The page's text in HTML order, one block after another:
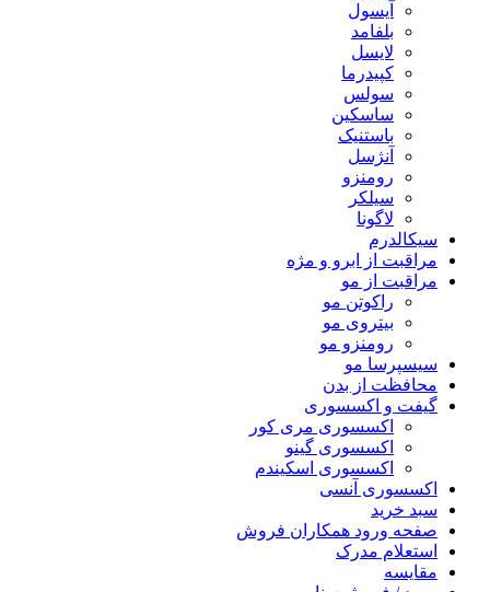
آیسول
بلفامد
لایسل
کپیدرما
سولس
ساسکین
باستنیک
آنژسل
رومنزو
سیلکر
لاگونا
سیکالدرم
مراقبت از ابرو و مژه
مراقبت از مو
راکوتن مو
بیتروی مو
رومنزو مو
سیسپرسا مو
محافظت از بدن
گیفت و اکسسوری
اکسسوری مری کور
اکسسوری گینو
اکسسوری اسکیندم
اکسسوری آنسی
سبد خرید
صفحه ورود همکاران فروش
استعلام مدرک
مقایسه